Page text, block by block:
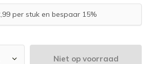
per stuk en bespaar 15%
Niet op voorraad